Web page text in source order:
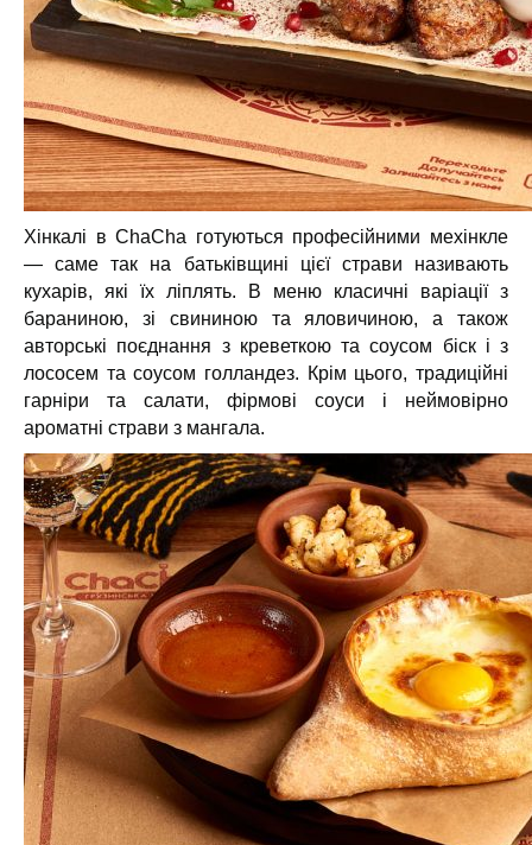
Хінкалі в ChaCha готуються професійними мехінкле
— саме так на батьківщині цієї страви називають
кухарів, які їх ліплять. В меню класичні варіації з
бараниною, зі свининою та яловичиною, а також
авторські поєднання з креветкою та соусом біск і з
лососем та соусом голландез. Крім цього, традиційні
гарніри та салати, фірмові соуси і неймовірно
ароматні страви з мангала.